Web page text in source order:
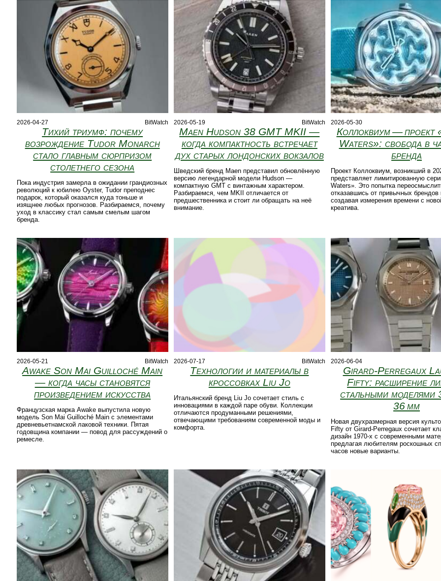
2026-04-27 BitWatch
Тихий триумф: почему
возрождение Tudor Monarch
стало главным сюрпризом
столетнего сезона
Пока индустрия замерла в ожидании грандиозных
революций к юбилею Oyster, Tudor преподнес
подарок, который оказался куда тоньше и
изящнее любых прогнозов. Разбираемся, почему
уход в классику стал самым смелым шагом
бренда.
2026-05-19 BitWatch
Maen Hudson 38 GMT MKII —
когда компактность встречает
дух старых лондонских вокзалов
Шведский бренд Maen представил обновлённую
версию легендарной модели Hudson —
компактную GMT с винтажным характером.
Разбираемся, чем MKII отличается от
предшественника и стоит ли обращать на неё
внимание.
2026-05-30
Коллоквиум —
Waters»: свобода в
бренда
Проект Коллоквиум, возникший в
представляет лимитированную
Waters». Это попытка
отказавшись от привычных брендов
создавая измерения времени с
креатива.
2026-05-21 BitWatch
Awake Son Mai Guilloché Main
— когда часы становятся
произведением искусства
Французская марка Awake выпустила новую
модель Son Mai Guilloché Main с элементами
древневьетнамской лаковой техники. Пятая
годовщина компании — повод для рассуждений о
ремесле.
2026-07-17 BitWatch
Технологии и материалы в
кроссовках Liu Jo
Итальянский бренд Liu Jo сочетает стиль с
инновациями в каждой паре обуви. Коллекции
отличаются продуманными решениями,
отвечающими требованиям современной моды и
комфорта.
2026-06-04
Girard-Perregaux
Fifty: расширение
стальными моделями
36 мм
Новая двухразмерная версия
Fifty от Girard‑Perregaux сочетает
дизайн 1970‑х с современными
предлагая любителям роскошных
часов новые варианты.